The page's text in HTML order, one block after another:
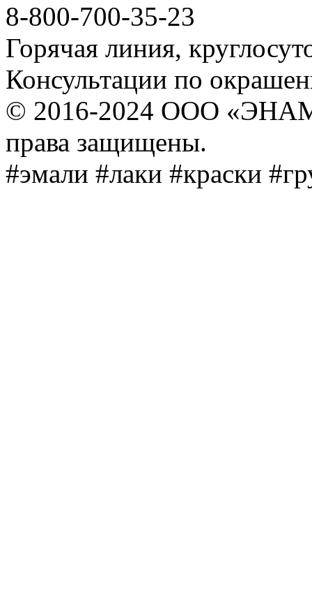
8-800-700-35-23
Горячая линия,
Консультации по
© 2016-2024 ООО
права защищены.
#эмали #лаки #краски